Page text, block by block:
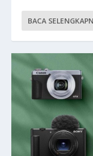
BACA